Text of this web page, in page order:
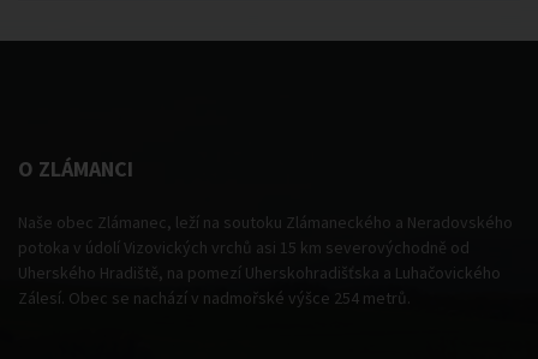
O ZLÁMANCI
Naše obec Zlámanec, leží na soutoku Zlámaneckého a Neradovského
potoka v údolí Vizovických vrchů asi 15 km severovýchodně od
Uherského Hradiště, na pomezí Uherskohradišťska a Luhačovického
Zálesí. Obec se nachází v nadmořské výšce 254 metrů.